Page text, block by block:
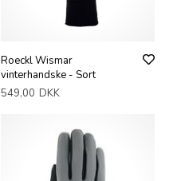
Roeckl Wismar
vinterhandske - Sort
549,00 DKK